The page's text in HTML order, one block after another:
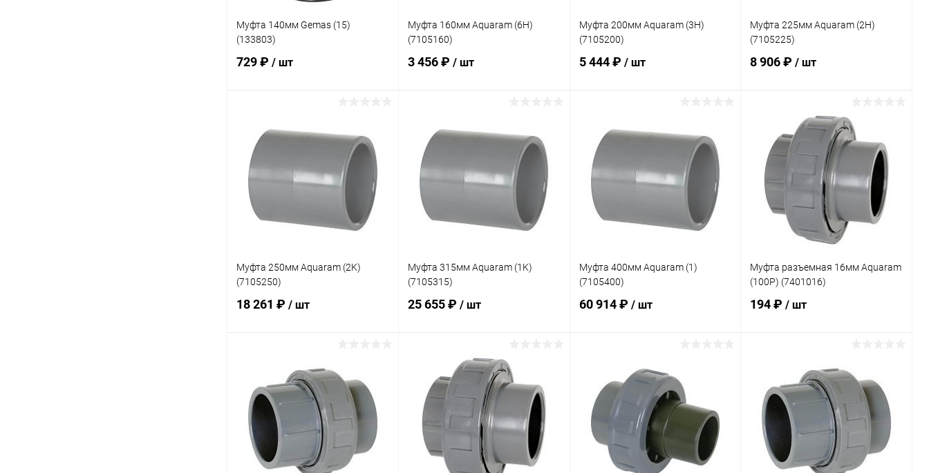
Муфта 140мм Gemas (15)
(133803)
729 ₽ / шт
В избранное
К сравнению В наличии
Муфта 160мм Aquaram (6H)
(7105160)
3 456 ₽ / шт
В избранное
К сравнению Под заказ
Муфта 200мм Aquaram (3H)
(7105200)
5 444 ₽ / шт
В избранное
К сравнению Под заказ
Муфта 225мм Aquaram (2H)
(7105225)
8 906 ₽/ шт
В корзину
В избранное
К сравнению В наличии
Муфта 250мм Aquaram (2K)
(7105250)
18 261 ₽ / шт
В избранное
К сравнению Под заказ
Муфта 315мм Aquaram (1K)
(7105315)
25 655 ₽ / шт
В корзину
В избранное
К сравнению Под заказ
Муфта 400мм Aquaram (1)
(7105400)
60 914 ₽ / шт
В избранное
К сравнению Под заказ
Муфта разъемная 16мм Aquaram
(100P) (7401016)
194 ₽/ шт
В избранное
К сравнению Под заказ